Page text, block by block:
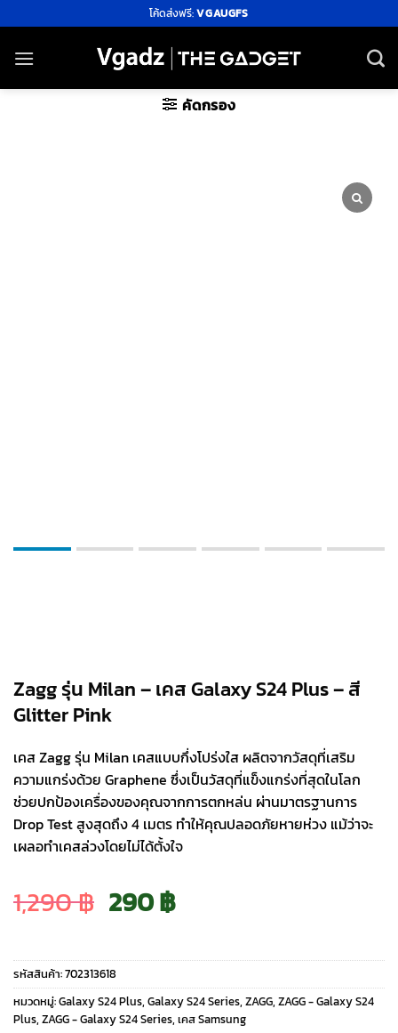
ไป
ยัง
โค้ดส่งฟรี:VGAUGFS
คัดกรอง
Zagg รุ่น Milan – เคส Galaxy S24 Plus – สี
Glitter Pink
เคส Zagg รุ่น Milan เคสแบบกึ่งโปร่งใส ผลิตจากวัสดุที่เสริม
ความแกร่งด้วย Graphene ซึ่งเป็นวัสดุที่แข็งแกร่งที่สุดในโลก
ช่วยปกป้องเครื่องของคุณจากการตกหล่น ผ่านมาตรฐานการ
Drop Test สูงสุดถึง 4 เมตร ทำให้คุณปลอดภัยหายห่วง แม้ว่าจะ
เผลอทำเคสล่วงโดยไม่ได้ตั้งใจ
1,290฿ Original
price
was:
290฿Current
price
is:
รหัสสินค้า:702313618
หมวดหมู่:Galaxy S24 Plus, Galaxy S24 Series, ZAGG, ZAGG - Galaxy S24
Plus, ZAGG - Galaxy S24 Series, เคส Samsung